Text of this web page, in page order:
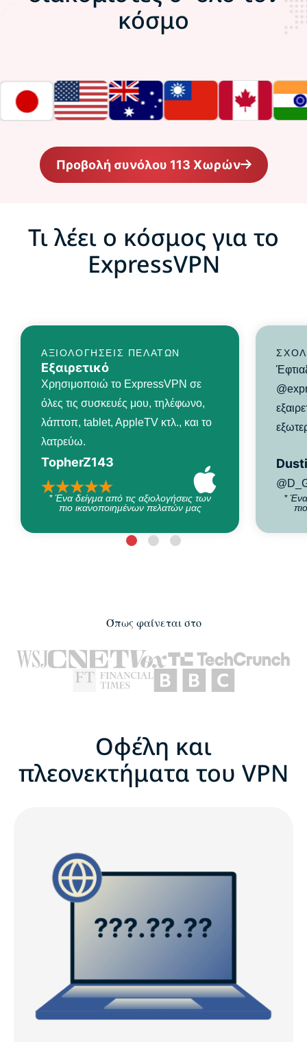
κόσμο
Προβολή συνόλου 113 Χωρών
Τι λέει ο κόσμος για το
ExpressVPN
ΑΞΙΟΛΟΓΉΣΕΙΣ ΠΕΛΑΤΏΝ
Εξαιρετικό
Χρησιμοποιώ το ExpressVPN σε
όλες τις συσκευές μου, τηλέφωνο,
λάπτοπ, tablet, AppleTV κτλ., και το
λατρεύω.
TopherZ143
* Ένα δείγμα από τις αξιολογήσεις των
πιο ικανοποιημένων πελατών μας
* Ένα
Όπως φαίνεται στο
Οφέλη και
πλεονεκτήματα του VPN